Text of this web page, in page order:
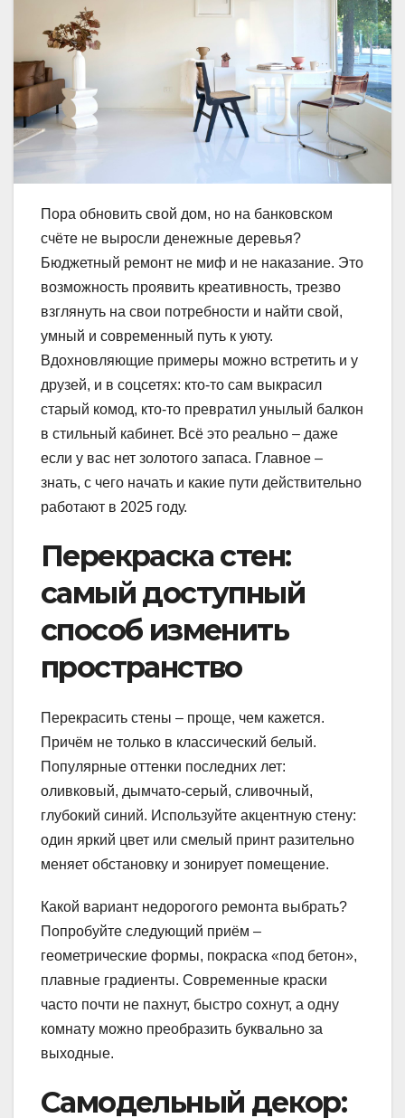
Пора обновить свой дом, но на банковском
счёте не выросли денежные деревья?
Бюджетный ремонт не миф и не наказание. Это
возможность проявить креативность, трезво
взглянуть на свои потребности и найти свой,
умный и современный путь к уюту.
Вдохновляющие примеры можно встретить и у
друзей, и в соцсетях: кто-то сам выкрасил
старый комод, кто-то превратил унылый балкон
в стильный кабинет. Всё это реально – даже
если у вас нет золотого запаса. Главное –
знать, с чего начать и какие пути действительно
работают в 2025 году.
Перекраска стен:
самый доступный
способ изменить
пространство
Перекрасить стены – проще, чем кажется.
Причём не только в классический белый.
Популярные оттенки последних лет:
оливковый, дымчато-серый, сливочный,
глубокий синий. Используйте акцентную стену:
один яркий цвет или смелый принт разительно
меняет обстановку и зонирует помещение.
Какой вариант недорогого ремонта выбрать?
Попробуйте следующий приём –
геометрические формы, покраска «под бетон»,
плавные градиенты. Современные краски
часто почти не пахнут, быстро сохнут, а одну
комнату можно преобразить буквально за
выходные.
Самодельный декор: